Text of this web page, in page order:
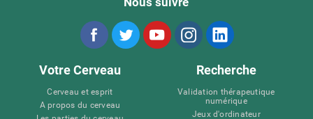
Votre Cerveau
Cerveau et esprit
A propos du cerveau
Recherche
Validation thérapeutique
numérique
Jeux d'ordinateur